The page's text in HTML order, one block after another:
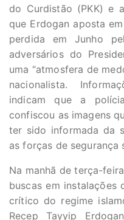
do Curdistão (PKK) e
que Erdogan aposta
perdida em Junho
adversários do
uma “atmosfera de
nacionalista.
indicam que a
confiscou as imagens
ter sido informada da
as forças de segurança
Na manhã de terça-
buscas em instalações
crítico do regime
Recep Tayyip